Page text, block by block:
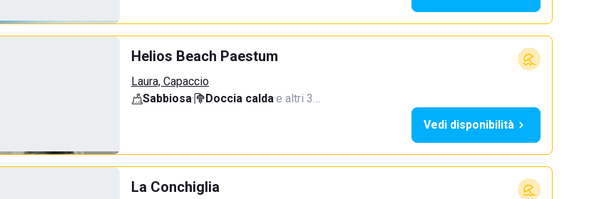
Helios Beach Paestum
Laura, Capaccio
Sabbiosa· Doccia calda·e altri 3…
Vedi disponibilità
La Conchiglia